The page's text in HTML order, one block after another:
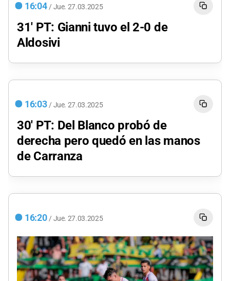
16:04 / Jue. 27.03.2025
31' PT: Gianni tuvo el 2-0 de
Aldosivi
16:03 / Jue. 27.03.2025
30' PT: Del Blanco probó de
derecha pero quedó en las manos
de Carranza
16:20 / Jue. 27.03.2025